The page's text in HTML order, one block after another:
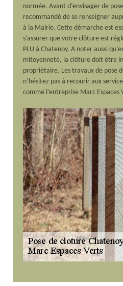
normée. Avant d’envisager de
recommandé de se renseigner
à la Mairie. Cette démarche est
s’assurer que votre clôture est
PLU à Chatenoy. A noter aussi
mitoyenneté, la clôture doit être
propriétaire. Les travaux de pose
n’hésitez pas à recourir aux
comme l’entreprise Marc Espaces